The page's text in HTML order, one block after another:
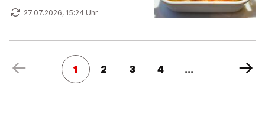
27.07.2026, 15:24 Uhr
1 2 3 4 ...